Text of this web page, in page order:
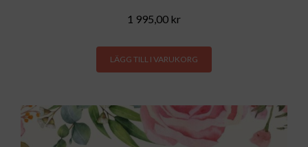
1 995,00 kr
LÄGG TILL I VARUKORG